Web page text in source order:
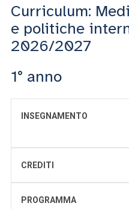
Curriculum:
e politiche
2026/2027
1° anno
INSEGNAMENTO
CREDITI
PROGRAMMA